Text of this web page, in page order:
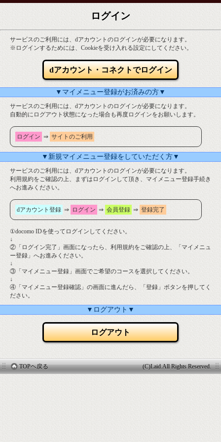
ログイン
サービスのご利用には、dアカウントのログインが必要になります。
※ログインするためには、Cookieを受け入れる設定にしてください。
dアカウント・コネクトでログイン
▼マイメニュー登録がお済みの方▼
サービスのご利用には、dアカウントのログインが必要になります。
自動的にログアウト状態になった場合も再度ログインをお願いします。
ログイン ⇒ サイトのご利用
▼新規マイメニュー登録をしていただく方▼
サービスのご利用には、dアカウントのログインが必要になります。
利用規約をご確認の上、まずはログインして頂き、マイメニュー登録手続き
へお進みください。
dアカウント登録 ⇒ ログイン ⇒ 会員登録 ⇒ 登録完了
①docomo IDを使ってログインしてください。
↓
②「ログイン完了」画面になったら、利用規約をご確認の上、「マイメニュ
ー登録」へお進みください。
↓
③「マイメニュー登録」画面でご希望のコースを選択してください。
↓
④「マイメニュー登録確認」の画面に進んだら、「登録」ボタンを押してく
ださい。
▼ログアウト▼
ログアウト
TOPヘ戻る (C)Laid.All Rights Reserved.